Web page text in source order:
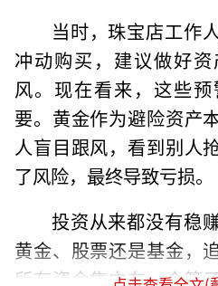
当时，珠宝店工作
冲动购买，建议做好
风。现在看来，这些
要。黄金作为避险资产
人盲目跟风，看到别人
了风险，最终导致亏损。
投资从来都没有稳
黄金、股票还是基金，
所有资金集中在一个篮